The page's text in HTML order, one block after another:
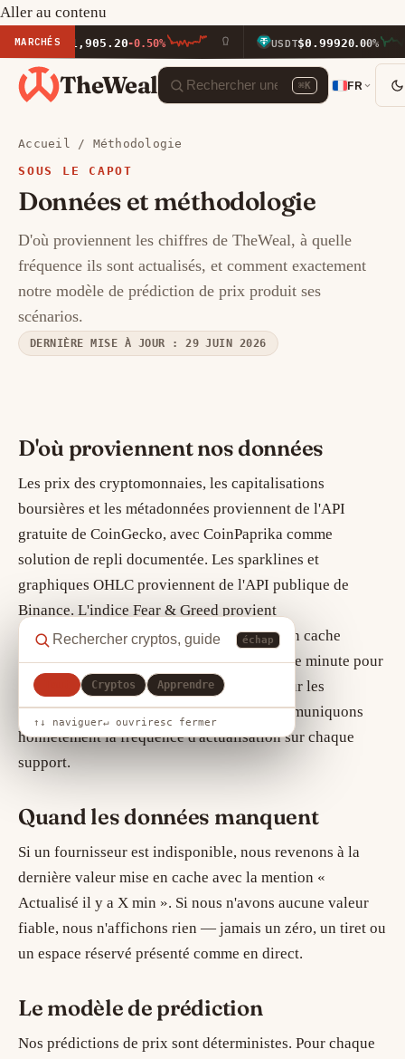
Aller au contenu
MARCHÉS
ETH$1,905.20 -0.50% USDT$0.99920.00%
TheWeal ⌘K FR
échap
Cryptos Apprendre
↑↓ naviguer↵ ouvriresc fermer
Accueil / Méthodologie
SOUS LE CAPOT
Données et méthodologie
D'où proviennent les chiffres de TheWeal, à quelle
fréquence ils sont actualisés, et comment exactement
notre modèle de prédiction de prix produit ses
scénarios.
DERNIÈRE MISE À JOUR : 29 JUIN 2026
D'où proviennent nos données
Les prix des cryptomonnaies, les capitalisations
boursières et les métadonnées proviennent de l'API
gratuite de CoinGecko, avec CoinPaprika comme
solution de repli documentée. Les sparklines et
graphiques OHLC proviennent de l'API publique de
Binance. L'indice Fear & Greed provient
d'Alternative.me. Chaque source est mise en cache
pendant un court intervalle — d'environ une minute pour
les cotations et le sentiment à plus long pour les
graphiques et métadonnées — et nous communiquons
honnêtement la fréquence d'actualisation sur chaque
support.
Quand les données manquent
Si un fournisseur est indisponible, nous revenons à la
dernière valeur mise en cache avec la mention «
Actualisé il y a X min ». Si nous n'avons aucune valeur
fiable, nous n'affichons rien — jamais un zéro, un tiret ou
un espace réservé présenté comme en direct.
Le modèle de prédiction
Nos prédictions de prix sont déterministes. Pour chaque